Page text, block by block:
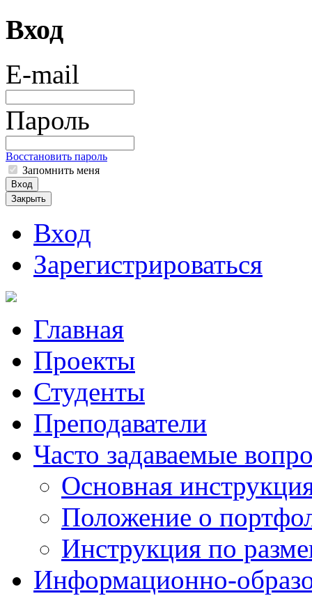
Вход
E-mail
Пароль
Восстановить пароль
Запомнить меня
Вход
Закрыть
Вход
Зарегистрироваться
Главная
Проекты
Студенты
Преподаватели
Часто задаваемые
Основная
Положение о
Инструкция по
Информационно-